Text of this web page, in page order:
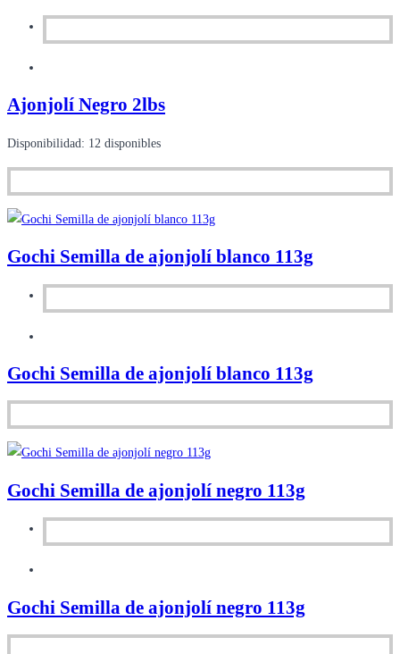
Ajonjolí Negro 2lbs
Disponibilidad: 12 disponibles
Gochi Semilla de ajonjolí blanco 113g
Gochi Semilla de ajonjolí blanco 113g
Gochi Semilla de ajonjolí negro 113g
Gochi Semilla de ajonjolí negro 113g